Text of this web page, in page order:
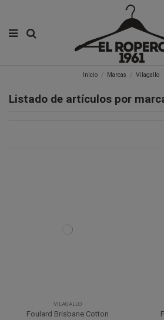
Inicio Marcas Vilagallo
Listado de artículos por
VILAGALLO
Foulard Brisbane Cotton